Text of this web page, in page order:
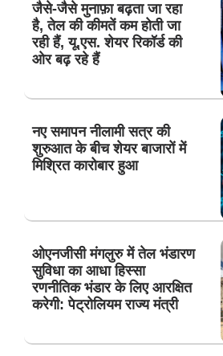
जैसे-जैसे मुनाफ़ा बढ़ता जा रहा
है, तेल की कीमतें कम होती जा
रही हैं, यू.एस. शेयर रिकॉर्ड की
ओर बढ़ रहे हैं
नए समापन नीलामी सत्र की
शुरुआत के बीच शेयर बाजारों में
मिश्रित कारोबार हुआ
ओएनजीसी मंगलुरु में तेल भंडारण
सुविधा का आधा हिस्सा
रणनीतिक भंडार के लिए आरक्षित
करेगी: पेट्रोलियम राज्य मंत्री